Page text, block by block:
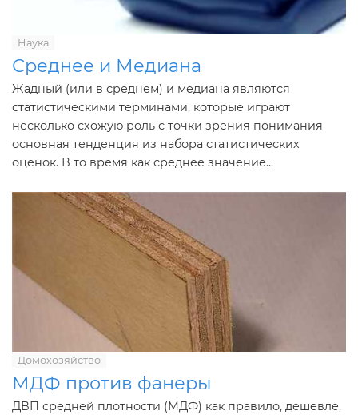
Наука
Среднее и Медиана
Жадный (или в среднем) и медиана являются
статистическими терминами, которые играют
несколько схожую роль с точки зрения понимания
основная тенденция из набора статистических
оценок. В то время как среднее значение...
Домохозяйство
МДФ против фанеры
ДВП средней плотности (МДФ) как правило, дешевле,